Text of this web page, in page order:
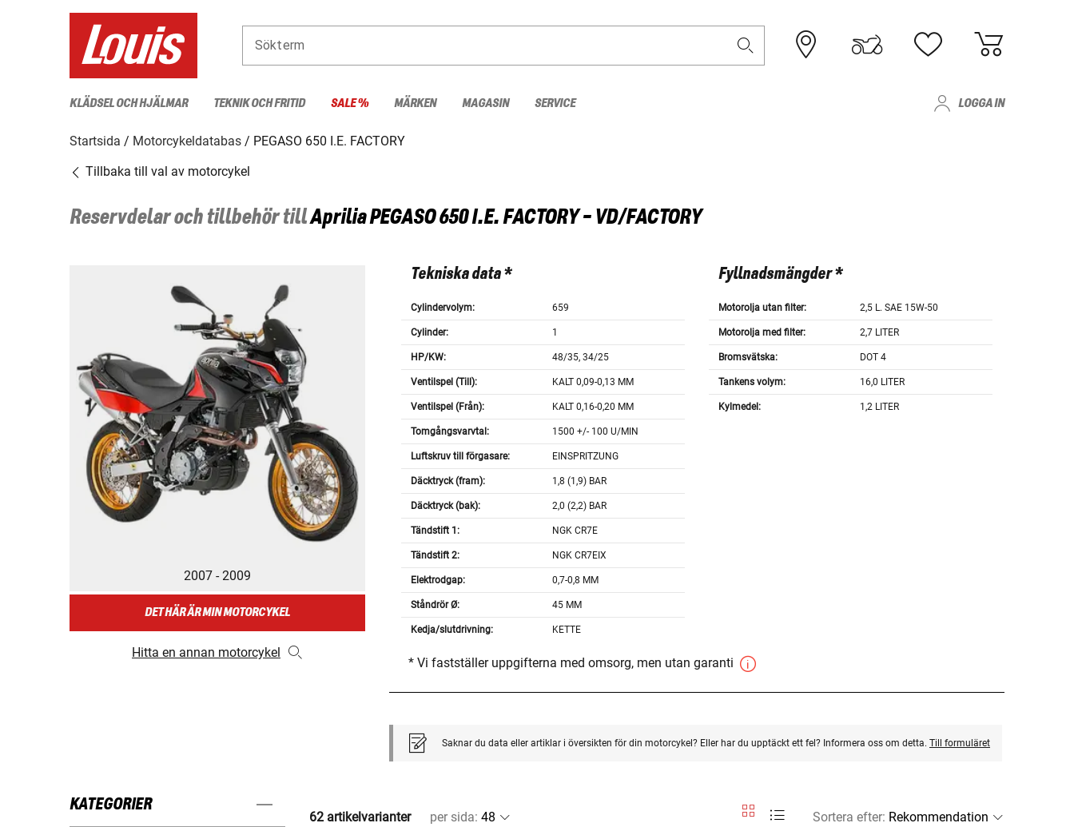
Sökterm
KLÄDSEL OCH HJÄLMAR TEKNIK OCH FRITID SALE % MÄRKEN MAGASIN SERVICE LOGGA IN
Startsida Motorcykeldatabas
PEGASO 650 I.E. FACTORY
Tillbaka till val av motorcykel
Reservdelar och tillbehör tillApriliaPEGASO 650 I.E. FACTORY - VD/FACTORY
2007 - 2009
DET HÄR ÄR MIN MOTORCYKEL
Hitta en annan motorcykel
Tekniska data *
Cylindervolym: 659
Cylinder: 1
HP/KW: 48/35, 34/25
Ventilspel (Till): KALT 0,09-0,13 MM
Ventilspel (Från): KALT 0,16-0,20 MM
Tomgångsvarvtal: 1500 +/- 100 U/MIN
Luftskruv till förgasare: EINSPRITZUNG
Däcktryck (fram): 1,8 (1,9) BAR
Däcktryck (bak): 2,0 (2,2) BAR
Tändstift 1: NGK CR7E
Tändstift 2: NGK CR7EIX
Elektrodgap: 0,7-0,8 MM
Ståndrör Ø: 45 MM
Kedja/slutdrivning: KETTE
Fyllnadsmängder *
Motorolja utan filter: 2,5 L. SAE 15W-50
Motorolja med filter: 2,7 LITER
Bromsvätska: DOT 4
Tankens volym: 16,0 LITER
Kylmedel: 1,2 LITER
* Vi fastställer uppgifterna med omsorg, men utan garanti
Saknar du data eller artiklar i översikten för din motorcykel? Eller har du upptäckt ett fel? Informera oss om detta. Till formuläret
KATEGORIER
62 artikelvarianter per sida: Sortera efter: